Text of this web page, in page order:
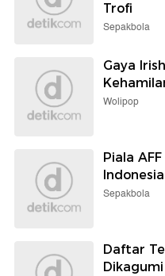
Trofi
Sepakbola
Gaya
Wolipop
Piala
Sepakbola
Daftar